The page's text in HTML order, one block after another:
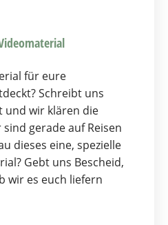
für eure
Schreibt uns
und wir klären die
gerade auf Reisen
dieses eine, spezielle
Gebt uns Bescheid,
wir es euch liefern